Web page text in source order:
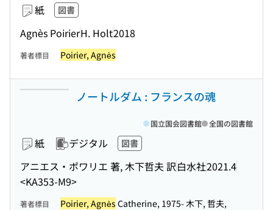
紙 図書
Agnès PoirierH. Holt2018
著者標目 Poirier, Agnès
ノートルダム : フランスの魂
紙 デジタル 図書
アニエス・ポワリエ 著, 木下哲夫 訳白水社2021.4
<KA353-M9>
国立国会図書館 全国の図書館
著者標目 Poirier, Agnès Catherine, 1975- 木下, 哲夫,